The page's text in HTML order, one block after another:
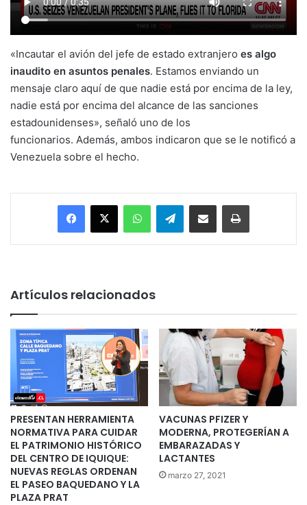
«Incautar el avión del jefe de estado extranjero es algo
inaudito en asuntos penales. Estamos enviando un
mensaje claro aquí de que nadie está por encima de la ley,
nadie está por encima del alcance de las sanciones
estadounidenses», señaló uno de los
funcionarios. Además, ambos indicaron que se le notificó a
Venezuela sobre el hecho.
Facebook
X WhatsAppTelegramEnviar vía email Imprimir
Artículos relacionados
PRESENTAN HERRAMIENTA
NORMATIVA PARA CUIDAR
EL PATRIMONIO HISTÓRICO
DEL CENTRO DE IQUIQUE:
NUEVAS REGLAS ORDENAN
EL PASEO BAQUEDANO Y LA
PLAZA PRAT
VACUNAS PFIZER Y
MODERNA, PROTEGERÍAN A
EMBARAZADAS Y
LACTANTES
marzo 27, 2021